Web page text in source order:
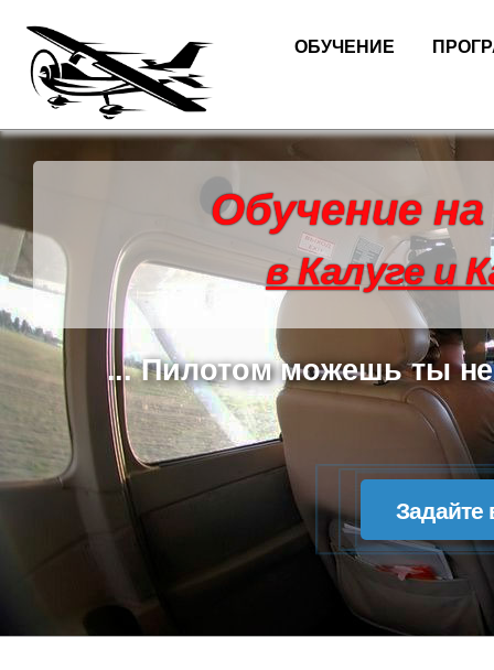
ОБУЧЕНИЕ
Обучение
в Калуге и
... Пилотом можешь ты не
Задайте